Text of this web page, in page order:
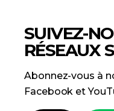
SUIVEZ-
RÉSEAUX
Abonnez-vous à
Facebook et